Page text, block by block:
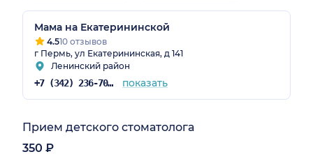
Мама на Екатерининской
4.510 отзывов
г Пермь, ул Екатерининская, д 141
Ленинский район
+7 (342) 236-70-36 показать
Прием детского стоматолога
350 ₽